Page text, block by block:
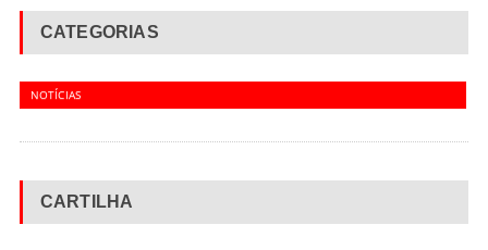
CATEGORIAS
NOTÍCIAS
CARTILHA